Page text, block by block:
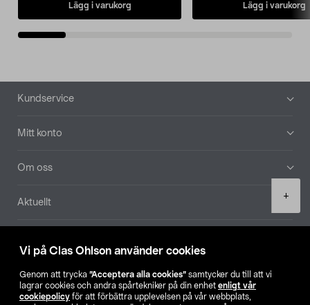
Vi på Clas Ohlson använder cookies
Genom att trycka ”Acceptera alla cookies” samtycker du till att vi
lagrar cookies och andra spårtekniker på din enhet enligt vår
cookiepolicy för att förbättra upplevelsen på vår webbplats,
+
Lägg i varukorg Lägg i varukorg
Sidfot
Kundservice
Mitt konto
Om oss
Aktuellt
Hitta butik